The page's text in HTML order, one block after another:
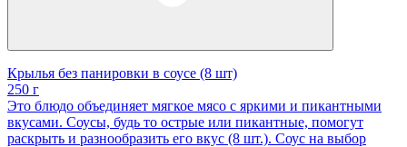
Крылья без панировки в соусе (8 шт)
250 г
Это блюдо объединяет мягкое мясо с яркими и пикантными
вкусами. Соусы, будь то острые или пикантные, помогут
раскрыть и разнообразить его вкус (8 шт.). Соус на выбор